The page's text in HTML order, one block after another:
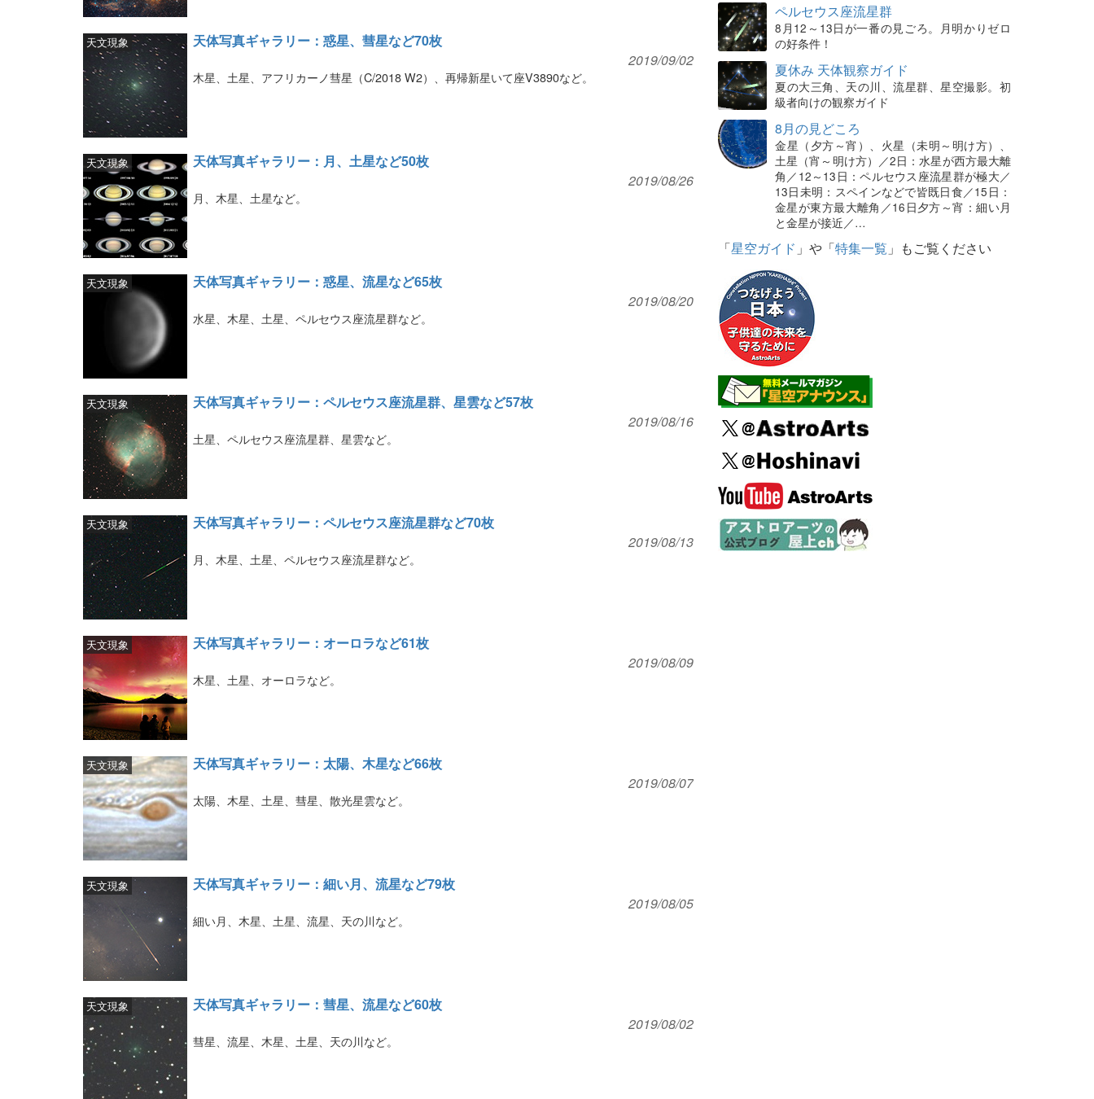
天体写真ギャラリー：惑星、彗星など70枚
天文現象
2019/09/02
木星、土星、アフリカーノ彗星（C/2018 W2）、再帰新星いて座V3890など。
天体写真ギャラリー：月、土星など50枚
天文現象
2019/08/26
月、木星、土星など。
天体写真ギャラリー：惑星、流星など65枚
天文現象
2019/08/20
水星、木星、土星、ペルセウス座流星群など。
天体写真ギャラリー：ペルセウス座流星群、星雲など57枚
天文現象
2019/08/16
土星、ペルセウス座流星群、星雲など。
天体写真ギャラリー：ペルセウス座流星群など70枚
天文現象
2019/08/13
月、木星、土星、ペルセウス座流星群など。
天体写真ギャラリー：オーロラなど61枚
天文現象
2019/08/09
木星、土星、オーロラなど。
天体写真ギャラリー：太陽、木星など66枚
天文現象
2019/08/07
太陽、木星、土星、彗星、散光星雲など。
天体写真ギャラリー：細い月、流星など79枚
天文現象
2019/08/05
細い月、木星、土星、流星、天の川など。
天体写真ギャラリー：彗星、流星など60枚
天文現象
2019/08/02
彗星、流星、木星、土星、天の川など。
ペルセウス座流星群
8月12～13日が一番の見ごろ。月明かりゼロ
の好条件！
夏休み 天体観察ガイド
夏の大三角、天の川、流星群、星空撮影。初
級者向けの観察ガイド
8月の見どころ
金星（夕方～宵）、火星（未明～明け方）、
土星（宵～明け方）／2日：水星が西方最大離
角／12～13日：ペルセウス座流星群が極大／
13日未明：スペインなどで皆既日食／15日：
金星が東方最大離角／16日夕方～宵：細い月
と金星が接近／…
「星空ガイド 」や「特集一覧 」もご覧ください